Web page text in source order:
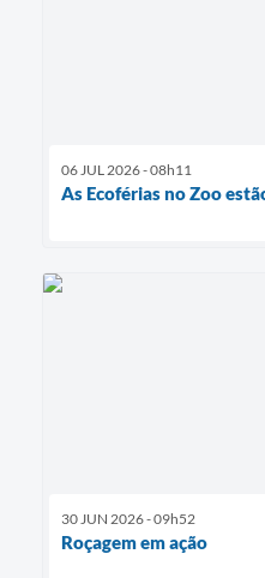
06 JUL 2026 - 08h11
As Ecoférias no Zoo
30 JUN 2026 - 09h52
Roçagem em ação